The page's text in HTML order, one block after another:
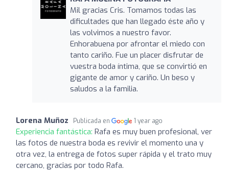
Mil gracias Cris. Tomamos todas las
dificultades que han llegado éste año y
las volvimos a nuestro favor.
Enhorabuena por afrontar el miedo con
tanto cariño. Fue un placer disfrutar de
vuestra boda íntima, que se convirtió en
gigante de amor y cariño. Un beso y
saludos a la familia.
Lorena Muñoz Publicada en 1 year ago
Experiencia fantástica: Rafa es muy buen profesional, ver
las fotos de nuestra boda es revivir el momento una y
otra vez, la entrega de fotos super rápida y el trato muy
cercano, gracias por todo Rafa.